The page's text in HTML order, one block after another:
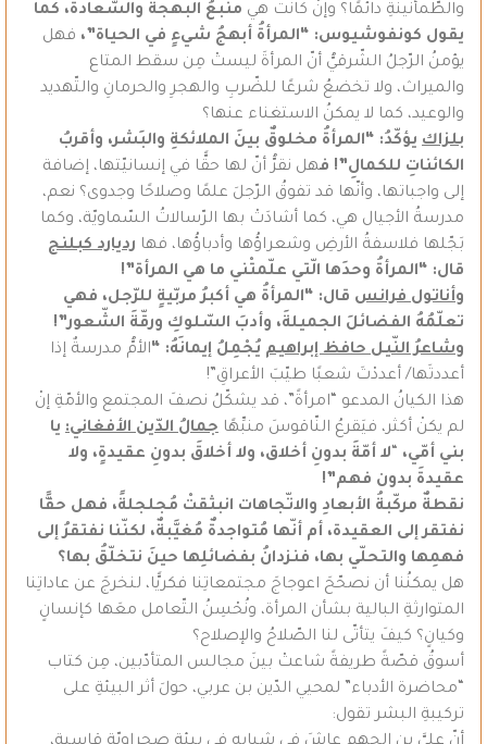
والطّمأنينةِ دائمًا؟ وإنْ كانت هي منبعُ البهجةُ والسّعادة، كما
يقول كونفوشيوس: “المرأةُ أبهجُ شيءٍ في الحياة”، فهل
يؤمنُ الرّجلُ الشّرقيُّ أنّ المرأةَ ليستْ مِن سقط المتاع
والميراث، ولا تخضعُ شرعًا للضّربِ والهجرِ والحرمانِ والتّهديد
والوعيد، كما لا يمكنُ الاستغناء عنها؟
بلزاك يؤكّدُ: “المرأةُ مخلوقٌ بينَ الملائكةِ والبَشر، وأقربُ
الكائناتِ للكمالِ”! فهل نقرُّ أنّ لها حقًّا في إنسانيّتها، إضافة
إلى واجباتها، وأنّها قد تفوقُ الرّجلَ علمًا وصلاحًا وجدوى؟ نعم،
مدرسةُ الأجيال هي، كما أشادَتْ بها الرّسالاتُ السّماويّة، وكما
بَجّلها فلاسفةُ الأرضِ وشعراؤُها وأدباؤُها، فها رديارد كبلنج
قال: “المرأةُ وحدَها الّتي علّمتْني ما هي المرأة”!
وأناتول فرانس قال: “المرأةُ هي أكبرُ مربّيةٍ للرّجل، فهي
تعلّمُهُ الفضائلَ الجميلةَ، وأدبَ السّلوكِ ورقّةَ الشّعور”!
وشاعرُ النّيل حافظ إبراهيم يُجْمِلُ إيمانَهُ: “الأمُّ مدرسةٌ إذا
أعددتَها/ أعددْتَ شعبًا طيّبَ الأعراقِ”!
هذا الكيانُ المدعو “امرأةً”، قد يشكّلُ نصفَ المجتمع والأمّةِ إنْ
لم يكنْ أكثر، فيَقرعُ النّاقوسَ منبِّهًا جمالُ الدّين الأفغاني: يا
بني أمّي،
لا أمّةَ بدونِ أخلاق، ولا أخلاقَ بدونِ عقيدةٍ، ولا
عقيدةَ بدون فهم”!
نقطةٌ مركّبةُ الأبعادِ والاتّجاهات انبثقتْ مُجلجلةً، فهل حقًّا
نفتقر إلى العقيدة، أم أنّها مُتواجدةٌ مُغيَّبةٌ، لكنّنا نفتقرُ إلى
فهمِها والتحلّي بها، فنزدانُ بفضائلِها حينَ نتخلّقُ بها؟
هل يمكنُنا أن نصحّحَ اعوجاجَ مجتمعاتِنا فكريًّا، لنخرجَ عن عاداتِنا
المتوارثةِ البالية بشأن المرأة، ونُحْسِنُ التّعامل معَها كإنسانٍ
وكيانٍ؟ كيفَ يتأتّى لنا الصّلاحُ والإصلاح؟
أسوقُ قصّةً طريفةً شاعتْ بينَ مجالس المتأدّبين، مِن كتاب
“محاضرة الأدباء” لمحيي الدّين بن عربي، حولَ أثر البيئةِ على
تركيبةِ البشر تقول: